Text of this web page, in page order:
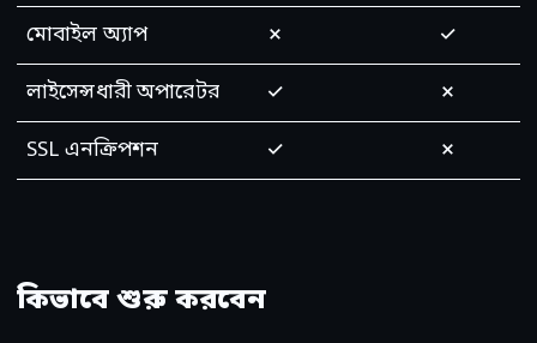
মোবাইল অ্যাপ ✗ ✓
লাইসেন্সধারী অপারেটর ✓ ✗
SSL এনক্রিপশন ✓ ✗
কিভাবে শুরু করবেন